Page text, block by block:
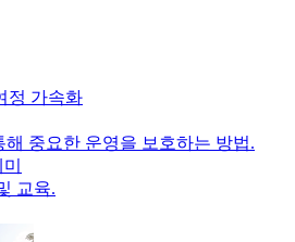
정 가속화
해 중요한 운영을 보호하는 방법.
교육.